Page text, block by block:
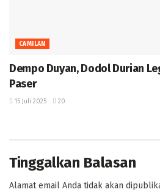
CAMILAN
Dempo Duyan, Dodol Durian
Paser
15 Juli 2025 20
Tinggalkan Balasan
Alamat email Anda tidak akan